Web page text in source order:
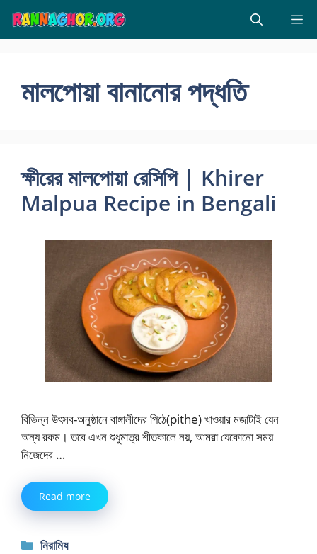
Skip
content
মালপোয়া বানানোর পদ্ধতি
ক্ষীরের মালপোয়া রেসিপি | Khirer
Malpua Recipe in Bengali
বিভিন্ন উৎসব-অনুষ্ঠানে বাঙ্গালীদের পিঠে(pithe) খাওয়ার মজাটাই যেন
অন্য রকম। তবে এখন শুধুমাত্র শীতকালে নয়, আমরা যেকোনো সময়
নিজেদের …
Read more
Categories
নিরামিষ